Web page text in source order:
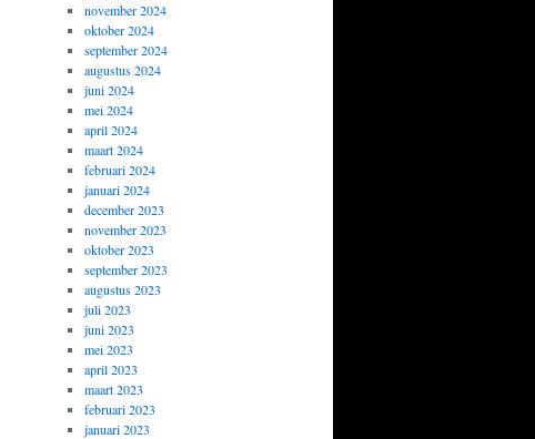
november 2024
oktober 2024
september 2024
augustus 2024
juni 2024
mei 2024
april 2024
maart 2024
februari 2024
januari 2024
december 2023
november 2023
oktober 2023
september 2023
augustus 2023
juli 2023
juni 2023
mei 2023
april 2023
maart 2023
februari 2023
januari 2023